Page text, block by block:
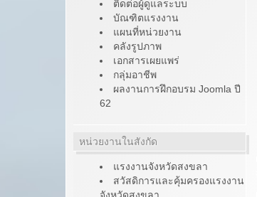
ติดต่อผู้ดูแลระบบ
บัณฑิตแรงงาน
แผนที่หน่วยงาน
คลังรูปภาพ
เอกสารเผยแพร่
กลุ่มอาชีพ
ผลงานการฝึกอบรม Joomla ปี
62
หน่วยงานในสังกัด
แรงงานจังหวัดสงขลา
สวัสดิการและคุ้มครองแรงงาน
จังหวัดสงขลา